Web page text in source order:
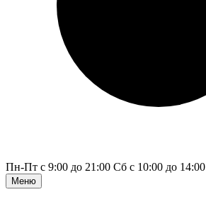
Пн-Пт с 9:00 до 21:00 Сб с 10:00 до 14:00
Меню